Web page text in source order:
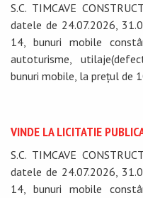
S.C. TIMCAVE
datele de 24.07.2026,
14, bunuri mobile
autoturisme,
bunuri mobile, la prețul de
VINDE LA LICITATIE
S.C. TIMCAVE
datele de 24.07.2026,
14, bunuri mobile